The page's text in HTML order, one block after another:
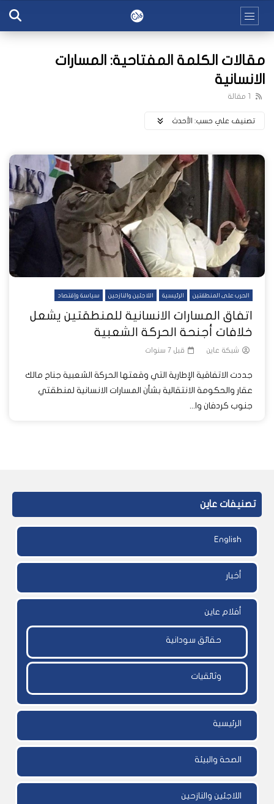
مقالات الكلمة المفتاحية: المسارات
الانسانية
1 مقالة
تصنيف علي حسب: اﻷحدث
الحرب على المنطقتين الرئيسية اللاجئين والنازحين سياسة وإقتصاد
اتفاق المسارات الانسانية للمنطقتين يشعل
خلافات أجنحة الحركة الشعبية
شبكة عاين قبل 7 سنوات
جددت الاتفاقية الإطارية التي وقعتها الحركة الشعبية جناح مالك
عقار والحكومة الانتقالية بشأن المسارات الانسانية لمنطقتي
جنوب كردفان وا...
تصنيفات عاين
English
أخبار
أفلام عاين
حقائق سودانية
وثائقيات
الرئيسية
الصحة والبيئة
اللاجئين والنازحين